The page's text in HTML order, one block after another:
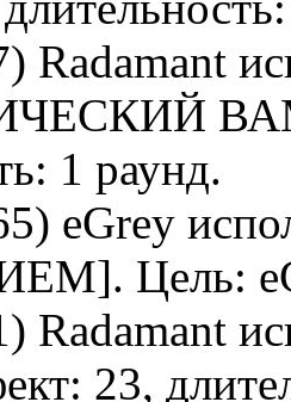
Radamant
1 раунд.
eGrey
]. Цель:
Radamant
23,